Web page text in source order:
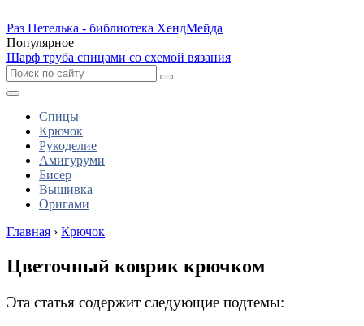
Раз Петелька - библиотека ХендМейда
Популярное
Шарф труба спицами со схемой вязания
Спицы
Крючок
Рукоделие
Амигуруми
Бисер
Вышивка
Оригами
Главная › Крючок
Цветочный коврик крючком
Эта статья содержит следующие подтемы: